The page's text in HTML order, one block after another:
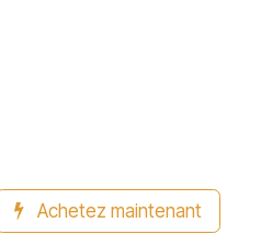
Achetez maintenant